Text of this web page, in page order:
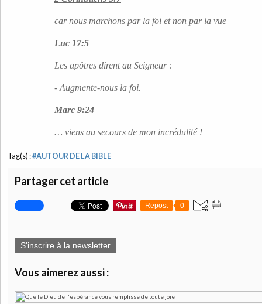
car nous marchons par la foi et non par la vue
Luc 17:5
Les apôtres dirent au Seigneur :
- Augmente-nous la foi.
Marc 9:24
… viens au secours de mon incrédulité !
Tag(s) :#AUTOUR DE LA BIBLE
Partager cet article
Repost 0
S'inscrire à la newsletter
Vous aimerez aussi :